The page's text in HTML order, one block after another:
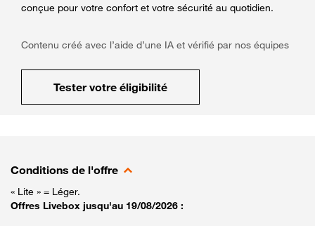
conçue pour votre confort et votre sécurité au quotidien.
Contenu créé avec l’aide d’une IA et vérifié par nos équipes
Tester votre éligibilité
Conditions de l'offre
« Lite » = Léger.
Offres Livebox jusqu'au 19/08/2026 :